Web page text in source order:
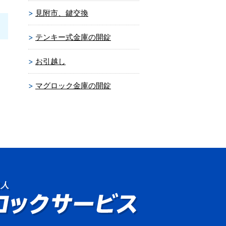
見附市、鍵交換
テンキー式金庫の開錠
お引越し
マグロック金庫の開錠